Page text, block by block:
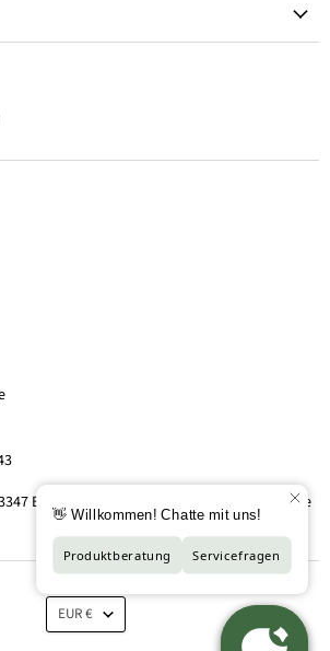
Berlin-Wedding (Hof 2, Aufgang 5 - Tor bitte
EUR €